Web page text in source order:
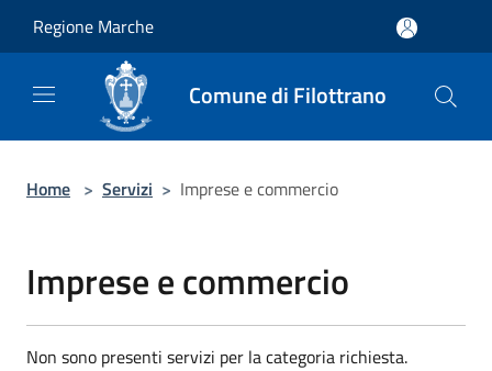
Regione Marche
Comune di Filottrano
Home > Servizi > Imprese e commercio
Imprese e commercio
Non sono presenti servizi per la categoria richiesta.